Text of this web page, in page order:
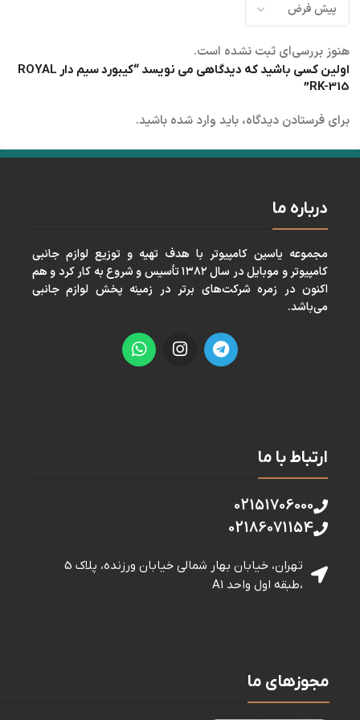
هنوز بررسی‌ای ثبت نشده است.
اولین کسی باشید که دیدگاهی می نویسد “کیبورد سیم دار ROYAL
RK-315”
برای فرستادن دیدگاه، باید وارد شده باشید.
درباره ما
مجموعه ياسين كامپيوتر با هدف تهيه و توزيع لوازم جانبی
كامپيوتر و موبايل در سال ١٣٨٢ تأسيس و شروع به كار كرد و هم
اكنون در زمره شركت‌های برتر در زمينه پخش لوازم جانبی
می‌باشد.
ارتباط با ما
02151706000
02186071154
تهران، خیابان بهار شمالی خيابان ورزنده، پلاک 5
،طبقه اول واحد A1
مجوزهای ما